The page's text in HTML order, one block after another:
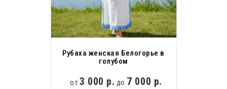
Рубаха женская Белогорье в
голубом
от 3 000 р. до 7 000 р.